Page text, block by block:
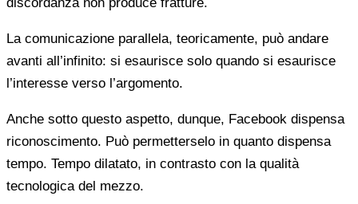
La comunicazione parallela, teoricamente, può andare
avanti all’infinito: si esaurisce solo quando si esaurisce
l’interesse verso l’argomento.
Anche sotto questo aspetto, dunque, Facebook dispensa
riconoscimento. Può permetterselo in quanto dispensa
tempo. Tempo dilatato, in contrasto con la qualità
tecnologica del mezzo.